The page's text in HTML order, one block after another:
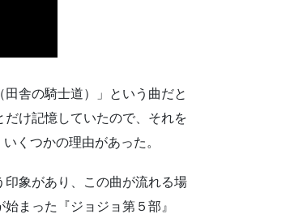
さ
い。
舎の騎士道）」という曲だと
け記憶していたので、それを
くつかの理由があった。
象があり、この曲が流れる場
まった『ジョジョ第５部』